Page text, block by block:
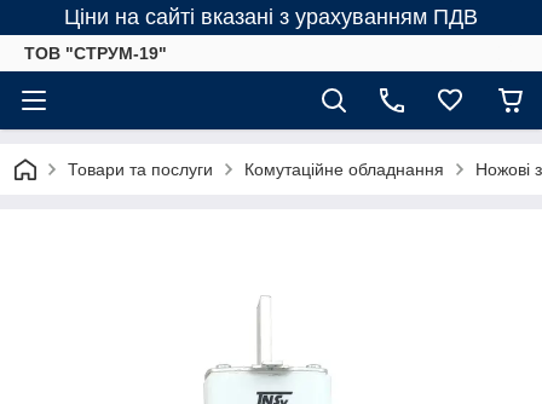
Ціни на сайті вказані з урахуванням ПДВ
ТОВ "СТРУМ-19"
Товари та послуги Комутаційне обладнання Ножові